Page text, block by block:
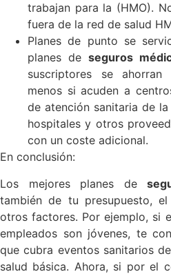
trabajan para la (HMO).
fuera de la red de salud
Planes de punto se
planes de seguros
suscriptores se
menos si acuden a
de atención sanitaria de
hospitales y otros
con un coste adicional.
En conclusión:
Los mejores planes de
también de tu presupuesto,
otros factores. Por ejemplo, si
empleados son jóvenes, te
que cubra eventos sanitarios
salud básica. Ahora, si por el